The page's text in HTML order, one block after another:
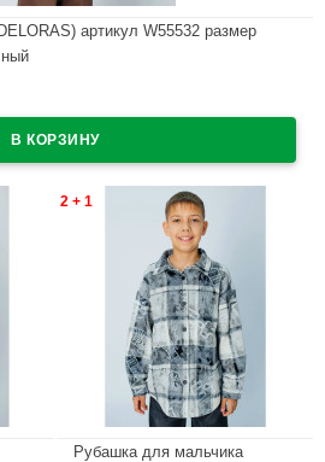
артикул W55532 размер
2 + 1
Рубашка для мальчика